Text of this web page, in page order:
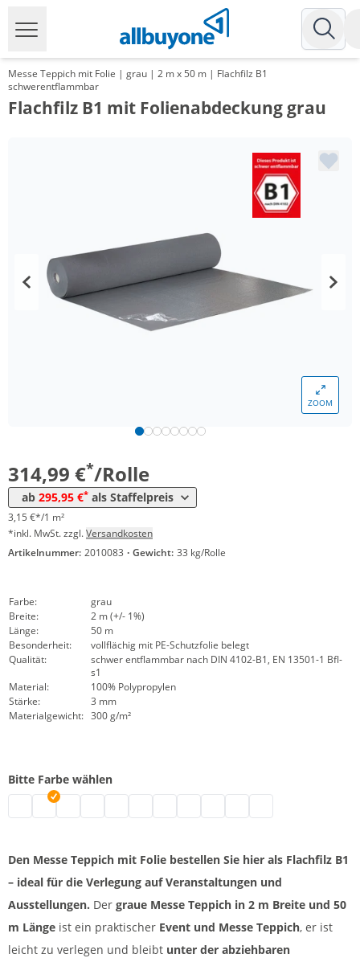
Messe Teppich mit Folie | grau | 2 m x 50 m | Flachfilz B1
schwerentflammbar
Flachfilz B1 mit Folienabdeckung grau
ZOOM
314,99 €*/Rolle
ab 295,95 €* als Staffelpreis
3,15 €*/1 m²
*inkl. MwSt. zzgl.Versandkosten
Artikelnummer: 2010083 · Gewicht: 33 kg/Rolle
Farbe:
grau
Breite:
2 m (+/- 1%)
Länge:
50 m
Besonderheit:
vollflächig mit PE-Schutzfolie belegt
Qualität:
schwer entflammbar nach DIN 4102-B1, EN 13501-1 Bfl-
s1
Material:
100% Polypropylen
Stärke:
3 mm
Materialgewicht: 300 g/m²
Bitte Farbe wählen
Flachfilz B1 mit Folie | grau meliert
Messe Teppich mit Folie | grau
Flachfilz Teppich B1 | schwarz
Den Messe Teppich mit Folie bestellen Sie hier als Flachfilz B1
– ideal für die Verlegung auf Veranstaltungen und
Ausstellungen. Der graue Messe Teppich in 2 m Breite und 50
m Länge ist ein praktischer Event und Messe Teppich, er ist
leicht zu verlegen und bleibt unter der abziehbaren